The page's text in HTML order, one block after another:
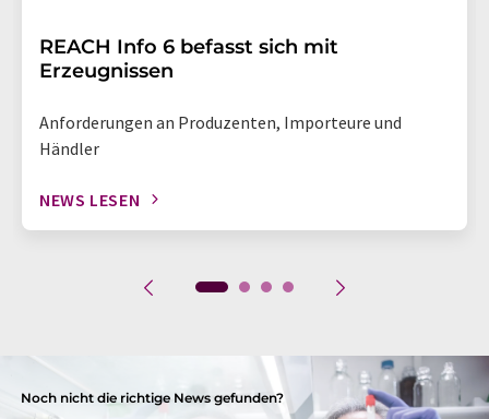
REACH Info 6 befasst sich mit
Erzeugnissen
Anforderungen an Produzenten, Importeure und
Händler
NEWS LESEN
Noch nicht die richtige News gefunden?